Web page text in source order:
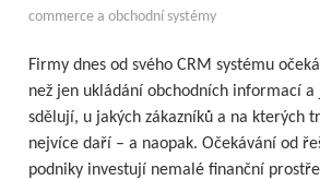
commerce a obchodní systémy
Firmy dnes od svého CRM systému
než jen ukládání obchodních informací
sdělují, u jakých zákazníků a na kterých
nejvíce daří – a naopak. Očekávání od
podniky investují nemalé finanční